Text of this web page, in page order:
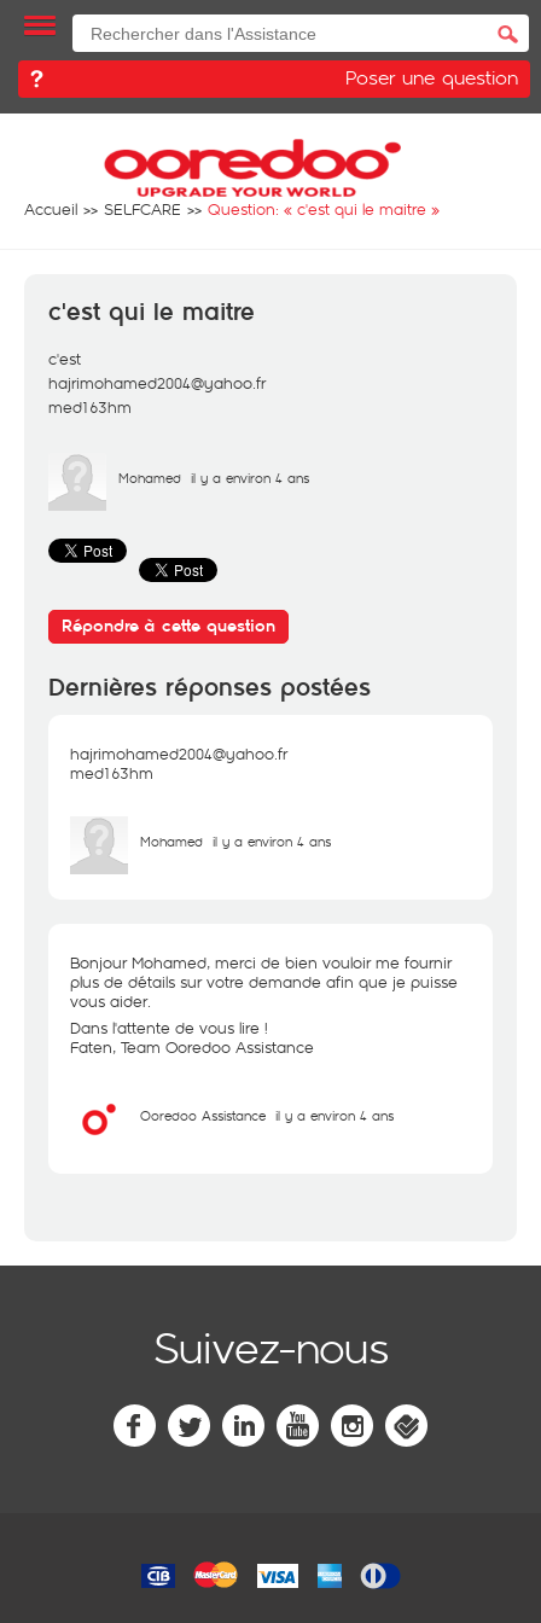
Poser une question
Accueil SELFCARE Question: « c'est qui le maitre »
c'est qui le maitre
c'est
hajrimohamed2004@yahoo.fr
med163hm
Mohamed il y a environ 4 ans
Répondre à cette question
Dernières réponses postées
hajrimohamed2004@yahoo.fr
med163hm
Mohamed il y a environ 4 ans
Bonjour Mohamed, merci de bien vouloir me fournir
plus de détails sur votre demande afin que je puisse
vous aider.
Dans l'attente de vous lire !
Faten, Team Ooredoo Assistance
Ooredoo Assistance il y a environ 4 ans
Suivez-nous